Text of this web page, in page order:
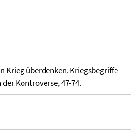
Krieg überdenken. Kriegsbegriffe
Kontroverse, 47-74.